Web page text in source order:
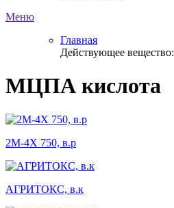
Меню
Главная
Действующее вещество:
МЦПА кислота
2М-4Х 750, в.р
АГРИТОКС, в.к